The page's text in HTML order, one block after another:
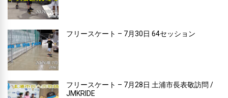
フリースケート – 7月30日 64セッション
フリースケート – 7月28日 土浦市長表敬訪問 /
JMKRIDE